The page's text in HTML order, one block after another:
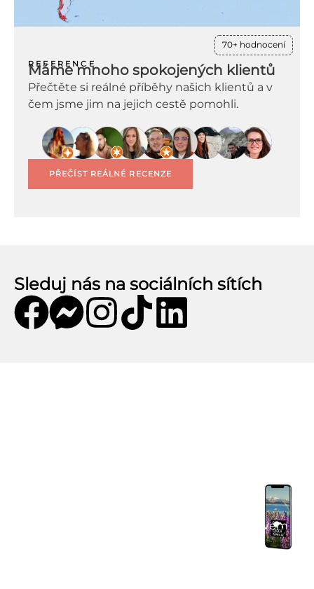
70+ hodnocení
REFERENCE
Máme mnoho spokojených klientů
Přečtěte si reálné příběhy našich klientů a v
čem jsme jim na jejich cestě pomohli.
PŘEČÍST REÁLNÉ RECENZE
Sleduj nás na sociálních sítích
– spoj se s cestovateli ve svém